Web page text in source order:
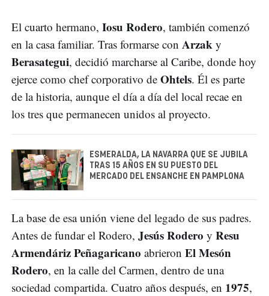
El cuarto hermano, Iosu Rodero, también comenzó
en la casa familiar. Tras formarse con Arzak y
Berasategui, decidió marcharse al Caribe, donde hoy
ejerce como chef corporativo de Ohtels. Él es parte
de la historia, aunque el día a día del local recae en
los tres que permanecen unidos al proyecto.
ESMERALDA, LA NAVARRA QUE SE JUBILA
TRAS 15 AÑOS EN SU PUESTO DEL
MERCADO DEL ENSANCHE EN PAMPLONA
La base de esa unión viene del legado de sus padres.
Antes de fundar el Rodero, Jesús Rodero y Resu
Armendáriz Peñagaricano abrieron El Mesón
Rodero, en la calle del Carmen, dentro de una
sociedad compartida. Cuatro años después, en 1975,